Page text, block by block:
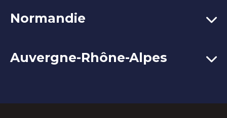
Normandie
Auvergne-Rhône-Alpes